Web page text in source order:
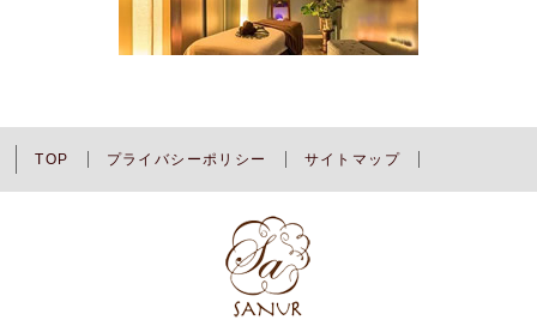
TOP プライバシーポリシー サイトマップ